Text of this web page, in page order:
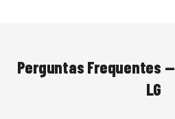
Perguntas Frequentes —
LG